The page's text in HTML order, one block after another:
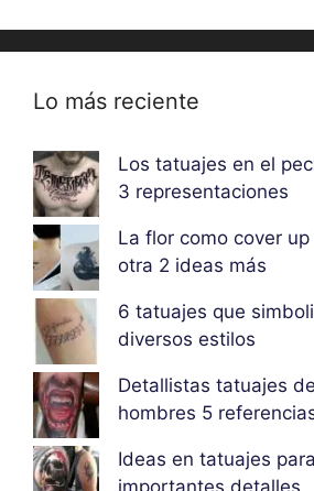
Lo más reciente
Los tatuajes en el
3 representaciones
La flor como cover
otra 2 ideas más
6 tatuajes que
diversos estilos
Detallistas tatuajes
hombres 5
Ideas en tatuajes
importantes detalles